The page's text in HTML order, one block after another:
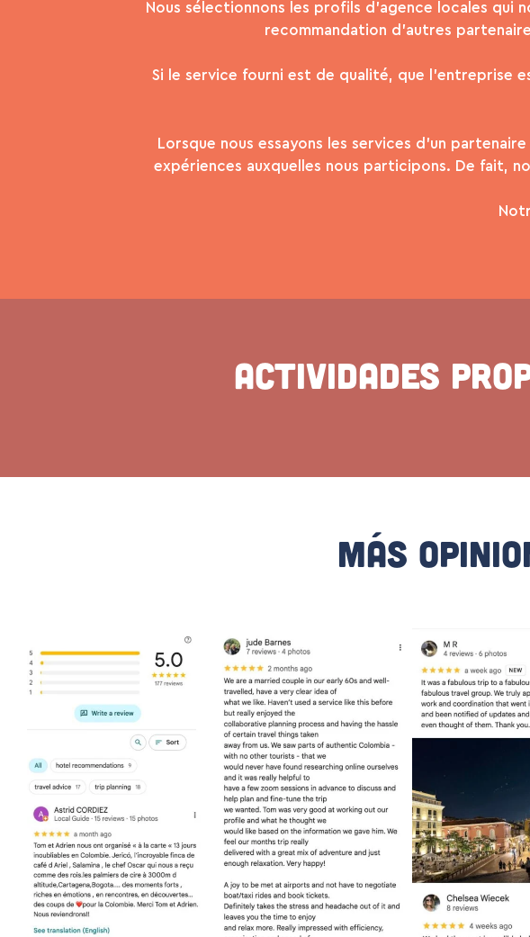
Nous sélectionnons les profils d’agence locales
recommandation d’autres
Si le service fourni est de qualité, que l’entreprise
Lorsque nous essayons les services d’un
expériences auxquelles nous participons. De fait,
Actividades
Más